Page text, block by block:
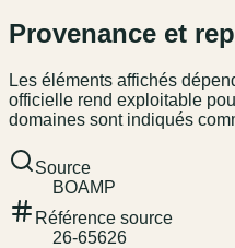
Provenance et
Les éléments affichés
officielle rend exploitable
domaines sont indiqués
Source
BOAMP
Référence source
26-65626